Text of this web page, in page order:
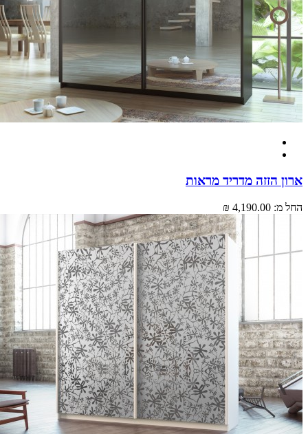
ארון הזזה מדריד מראות
החל מ: 4,190.00 ₪